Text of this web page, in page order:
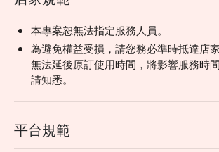
本專案恕無法指定服務人員。
為避免權益受損，請您務必準時抵達店
無法延後原訂使用時間，將影響服務時
請知悉。
平台規範